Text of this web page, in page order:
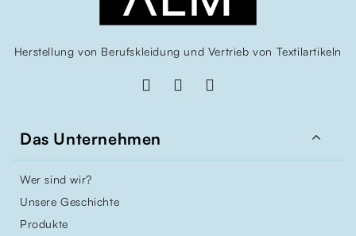
Herstellung von Berufskleidung und Vertrieb von Textilartikeln
Das Unternehmen 
Wer sind wir?
Unsere Geschichte
Produkte